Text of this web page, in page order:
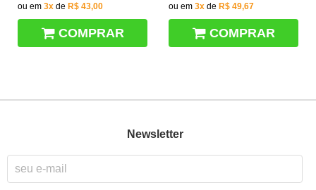
ou em 3x de R$ 43,00
COMPRAR
ou em 3x de R$ 49,67
COMPRAR
Newsletter